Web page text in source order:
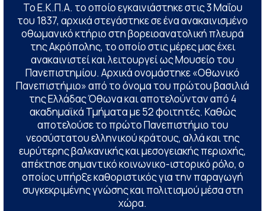
Το Ε.Κ.Π.Α. το οποίο εγκαινιάστηκε στις 3 Μαΐου
του 1837, αρχικά στεγάστηκε σε ένα ανακαινισμένο
οθωμανικό κτήριο στη βορειοανατολική πλευρά
της Ακρόπολης, το οποίο στις μέρες μας έχει
ανακαινιστεί και λειτουργεί ως Μουσείο του
Πανεπιστημίου. Αρχικά ονομάστηκε «Οθωνικό
Πανεπιστήμιο» από το όνομα του πρώτου βασιλιά
της Ελλάδας Όθωνα και αποτελούνταν από 4
ακαδημαϊκά Τμήματα με 52 φοιτητές. Καθώς
αποτελούσε το πρώτο Πανεπιστήμιο του
νεοσύστατου ελληνικού κράτους, αλλά και της
ευρύτερης βαλκανικής και μεσογειακής περιοχής,
απέκτησε σημαντικό κοινωνικο-ιστορικό ρόλο, ο
οποίος υπήρξε καθοριστικός για την παραγωγή
συγκεκριμένης γνώσης και πολιτισμού μέσα στη
χώρα.